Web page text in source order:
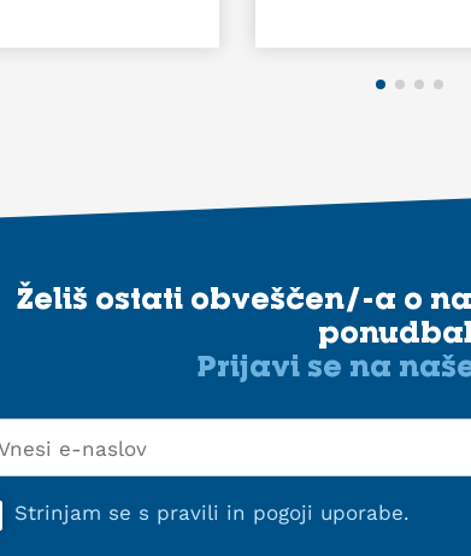
Želiš ostati obveščen/-a o
Prijavi se na
Strinjam se s pravili in pogoji uporabe.